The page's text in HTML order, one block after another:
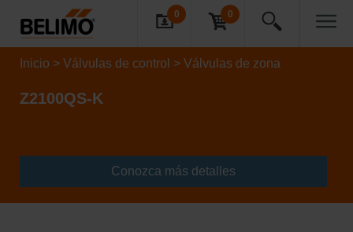
0 0
Inicio Válvulas de control Válvulas de zona
Z2100QS-K
Conozca más detalles